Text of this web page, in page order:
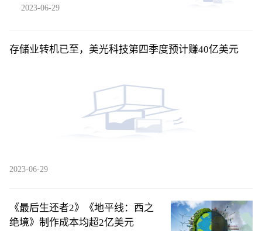
2023-06-29
存储业转机已至，美光科技第四季度预计赚40亿美元
2023-06-29
《最后生还者2》《地平线：西之
绝境》制作成本均超2亿美元